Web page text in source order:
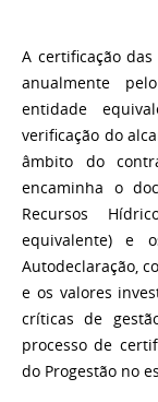
A certificação
anualmente
entidade
verificação do
âmbito do
encaminha o
Recursos
equivalente) e
Autodeclaração,
e os valores
críticas de
processo de
do Progestão no